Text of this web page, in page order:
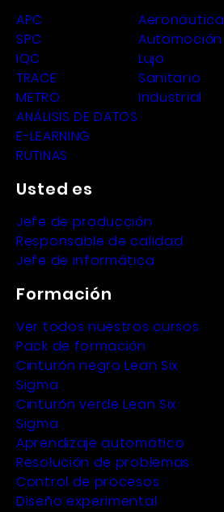
APC
SPC
IQC
TRACE
METRO
ANÁLISIS DE DATOS
E-LEARNING
RUTINAS
Aeronáutica
Automoción
Lujo
Sanitario
Industrial
Usted es
Jefe de producción
Responsable de calidad
Jefe de informática
Formación
Ver todos nuestros cursos
Pack de formación
Cinturón negro Lean Six
Sigma
Cinturón verde Lean Six
Sigma
Aprendizaje automático
Resolución de problemas
Control de procesos
Diseño experimental